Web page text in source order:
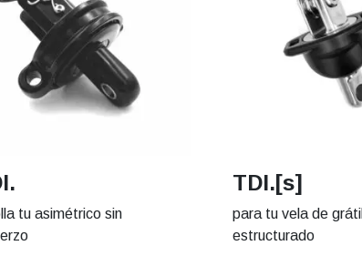
tu asimétrico sin
TDI.[s]
para tu vela de grátil
estructurado